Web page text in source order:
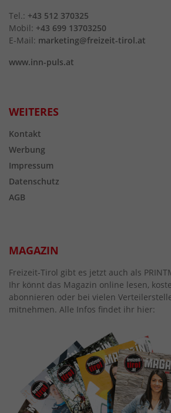
Tel.: +43 512 370325
Mobil: +43 699 13703250
E-Mail: marketing@freizeit-tirol.at
www.inn-puls.at
WEITERES
Kontakt
Werbung
Impressum
Datenschutz
AGB
MAGAZIN
Freizeit-Tirol gibt es jetzt auch als
Ihr könnt das Magazin online lesen,
abonnieren oder bei vielen
mitnehmen. Alle Infos findet ihr hier: